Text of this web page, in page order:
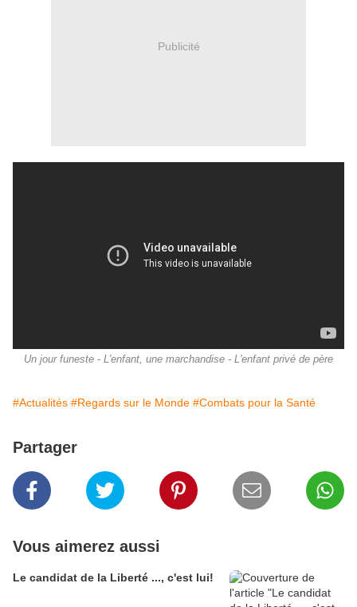
Publicité
Un jour funeste - L'enfant, une marchandise - L'enfant privé de père
#Actualités #Regards sur le Monde #Combats pour la Santé
Partager
Vous aimerez aussi
Le candidat de la Liberté ..., c'est lui!